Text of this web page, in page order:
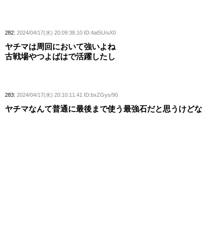
282: 2024/04/17(水) 20:09:38.10 ID:4at5U/uX0
ヤチマは周回において強いよね
古戦場やつよばはで活躍したし
283: 2024/04/17(水) 20:10:11.41 ID:bxZGys/90
ヤチマなんて普通に最後まで使う最強石だと思うけどな